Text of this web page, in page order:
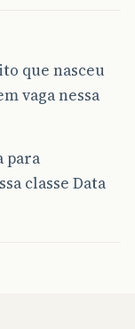
que nasceu
vaga nessa
para
classe Data